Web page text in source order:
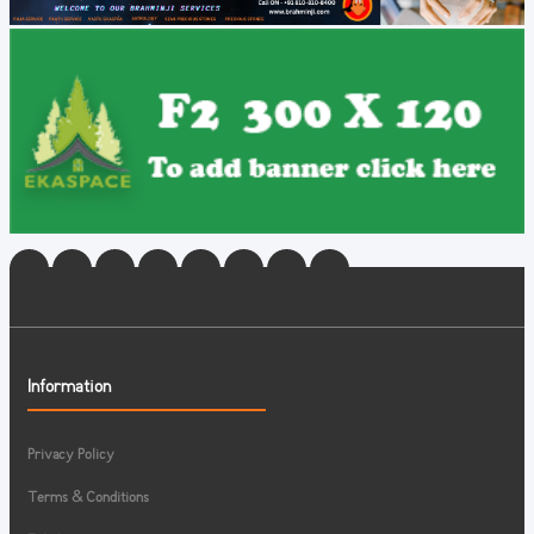
Information
Privacy Policy
Terms & Conditions